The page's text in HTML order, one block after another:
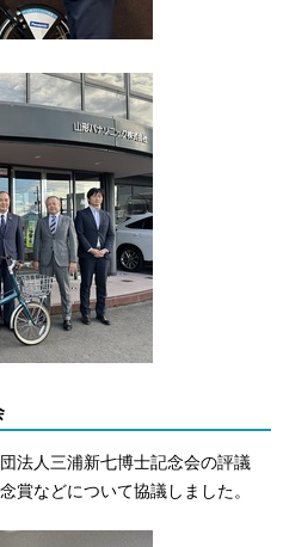
法人三浦新七博士記念会の評議
賞などについて協議しました。